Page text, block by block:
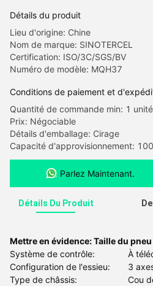
Détails du produit
Lieu d'origine: Chine
Nom de marque: SINOTERCEL
Certification: ISO/3C/SGS/BV
Numéro de modèle: MQH37
Conditions de paiement et
Quantité de commande min: 1 unité
Prix: Négociable
Détails d'emballage: Cirage
Capacité d'approvisionnement:
Parlez Maintenant.
Détails Du Produit
Mettre en évidence:Taille du
Système de contrôle:
À
Configuration de l'essieu:
3
Type de châssis:
Cou